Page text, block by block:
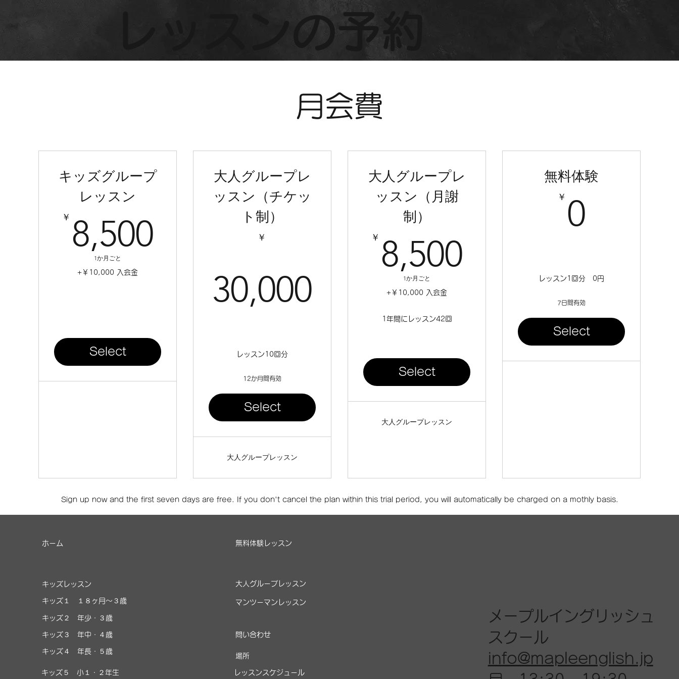
​レッスンの予約
月会費
キッズグループ
レッスン
￥ 8,500 8,500￥
1か月ごと
+￥10,000 入会金
Select
大人グループレ
ッスン（チケッ
ト制）
￥
30,000 30,000￥
レッスン10回分
12か月間有効
Select
大人グループレッスン
大人グループレ
ッスン（月謝
制）
￥ 8,500
1か月ごと
+￥10,000 入会金
1年間にレッスン42回
Select
大人グループレッスン
無料体験
￥ 0
レッスン1回分 0円
7日間有効
Select
Sign up now and the first seven days are free. If you don't cancel the plan within this trial period, you will automatically be charged on a mothly basis.
​問い合わせ
大人グループレッスン
マンツーマンレッスン
場所
キッズレッスン
キッズ１ １８ヶ月～３歳
キッズ２ 年少・３歳
キッズ３ 年中・４歳
キッズ４ 年長・５歳
キッズ５ 小１・２年生
メープルイングリッシュ
スクール
info@mapleenglish.jp
レッスンスケジュール
ホーム 無料体験レッスン